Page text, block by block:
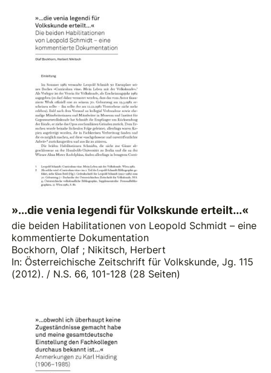
»...die venia legendi für Volkskunde erteilt...«
die beiden Habilitationen von Leopold Schmidt – eine
kommentierte Dokumentation
Bockhorn, Olaf ; Nikitsch, Herbert
In: Österreichische Zeitschrift für Volkskunde, Jg. 115
(2012). / N.S. 66, 101-128 (28 Seiten)